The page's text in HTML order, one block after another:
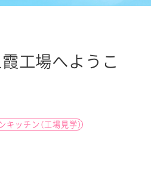
工場へようこ
キッチン（工場見学）